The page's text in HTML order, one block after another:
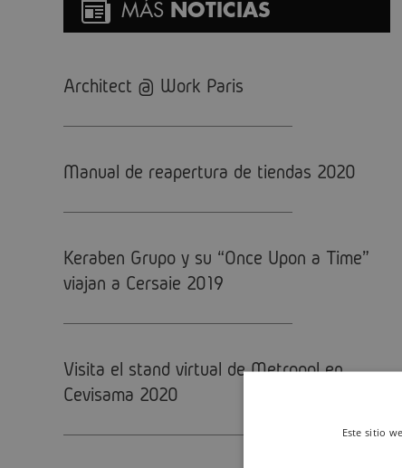
MÁS NOTICIAS
Architect @ Work Paris
Manual de reapertura de tiendas 2020
Keraben Grupo y su “Once Upon a Time”
viajan a Cersaie 2019
Visita el stand virtual de Metropol en
Cevisama 2020
Este sitio